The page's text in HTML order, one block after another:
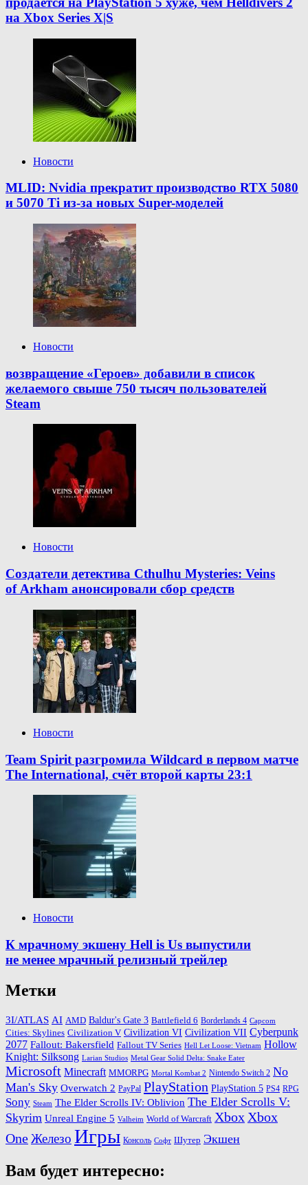
на Xbox Series X|S
Новости
MLID: Nvidia прекратит производство RTX 5080
и 5070 Ti из-за новых Super-моделей
Новости
возвращение «Героев» добавили в список
желаемого свыше 750 тысяч пользователей
Steam
Новости
Создатели детектива Cthulhu Mysteries: Veins
of Arkham анонсировали сбор средств
Новости
Team Spirit разгромила Wildcard в первом матче
The International, счёт второй карты 23:1
Новости
К мрачному экшену Hell is Us выпустили
не менее мрачный релизный трейлер
Метки
3I/ATLAS AI AMD Baldur's Gate 3 Battlefield 6 Borderlands 4 Capcom
Cities: Skylines Civilization V Civilization VI Civilization VII Cyberpunk
2077 Fallout: Bakersfield Fallout TV Series Hell Let Loose: Vietnam Hollow
Knight: Silksong Larian Studios Metal Gear Solid Delta: Snake Eater
Microsoft Minecraft MMORPG Mortal Kombat 2 Nintendo Switch 2 No
Man's Sky Overwatch 2 PayPal PlayStation PlayStation 5 PS4 RPG
Sony Steam The Elder Scrolls IV: Oblivion The Elder Scrolls V:
Skyrim Unreal Engine 5 Valheim World of Warcraft Xbox Xbox
OneЖелезо Игры Консоль Софт Шутер Экшен
Вам будет интересно: